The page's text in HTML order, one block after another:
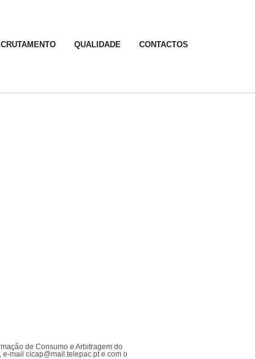
QUALIDADE CONTACTOS
de Consumo e Arbitragem do
mail cicap@mail.telepac.pt e com o